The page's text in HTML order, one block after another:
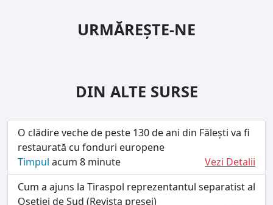
URMĂREȘTE-NE
DIN ALTE SURSE
O clădire veche de peste 130 de ani din Fălești va fi
restaurată cu fonduri europene
Timpul acum 8 minute
Vezi Detalii
Cum a ajuns la Tiraspol reprezentantul separatist al
Osetiei de Sud (Revista presei)